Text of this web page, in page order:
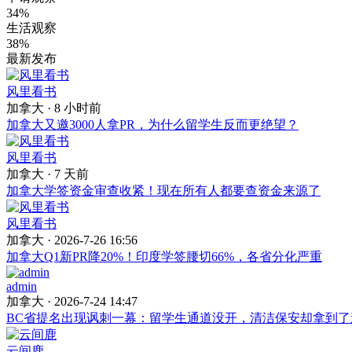
34%
生活观察
38%
最新发布
风里看书
加拿大 · 8 小时前
加拿大又邀3000人拿PR，为什么留学生反而更绝望？
风里看书
加拿大 · 7 天前
加拿大学签资金审查收紧！现在所有人都要查资金来源了
风里看书
加拿大 · 2026-7-26 16:56
加拿大Q1新PR降20%！印度学签腰切66%，各省分化严重
admin
加拿大 · 2026-7-24 14:47
BC省提名出现讽刺一幕：留学生通道没开，清洁保安却拿到